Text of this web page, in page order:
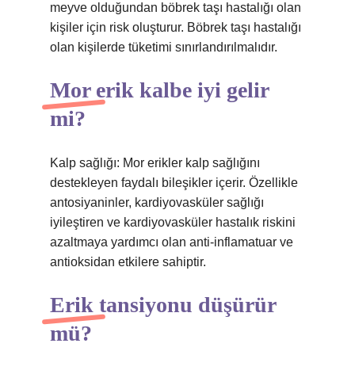
meyve olduğundan böbrek taşı hastalığı olan
kişiler için risk oluşturur. Böbrek taşı hastalığı
olan kişilerde tüketimi sınırlandırılmalıdır.
Mor erik kalbe iyi gelir
mi?
Kalp sağlığı: Mor erikler kalp sağlığını
destekleyen faydalı bileşikler içerir. Özellikle
antosiyaninler, kardiyovasküler sağlığı
iyileştiren ve kardiyovasküler hastalık riskini
azaltmaya yardımcı olan anti-inflamatuar ve
antioksidan etkilere sahiptir.
Erik tansiyonu düşürür
mü?